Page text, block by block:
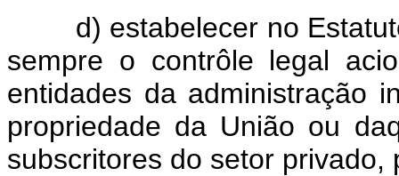
d) estabelecer no Estatuto
sempre o contrôle legal
entidades da administração
propriedade da União ou
subscritores do setor